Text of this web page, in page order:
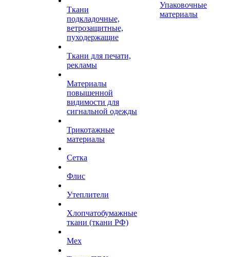
Ткани
подкладочные,
ветрозащитные,
пуходержащие
Ткани для печати,
рекламы
Материалы
повышенной
видимости для
сигнальной одежды
Трикотажные
материалы
Сетка
Флис
Утеплители
Хлопчатобумажные
ткани (ткани РФ)
Мех
Упаковочные
материалы